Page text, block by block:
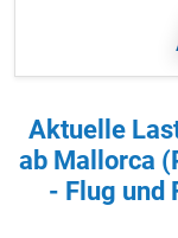
Aktuelle
ab Mallorca
- Flug und